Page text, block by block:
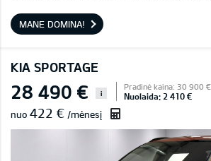
MANE DOMINA!
KIA SPORTAGE
28 490 € i
Pradinė kaina: 30 900 €
Nuolaida: 2 410 €
nuo 422 € /mėnesį